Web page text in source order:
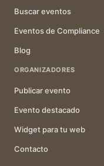
Buscar eventos
Eventos de Compliance
Blog
ORGANIZADORES
Publicar evento
Evento destacado
Widget para tu web
Contacto